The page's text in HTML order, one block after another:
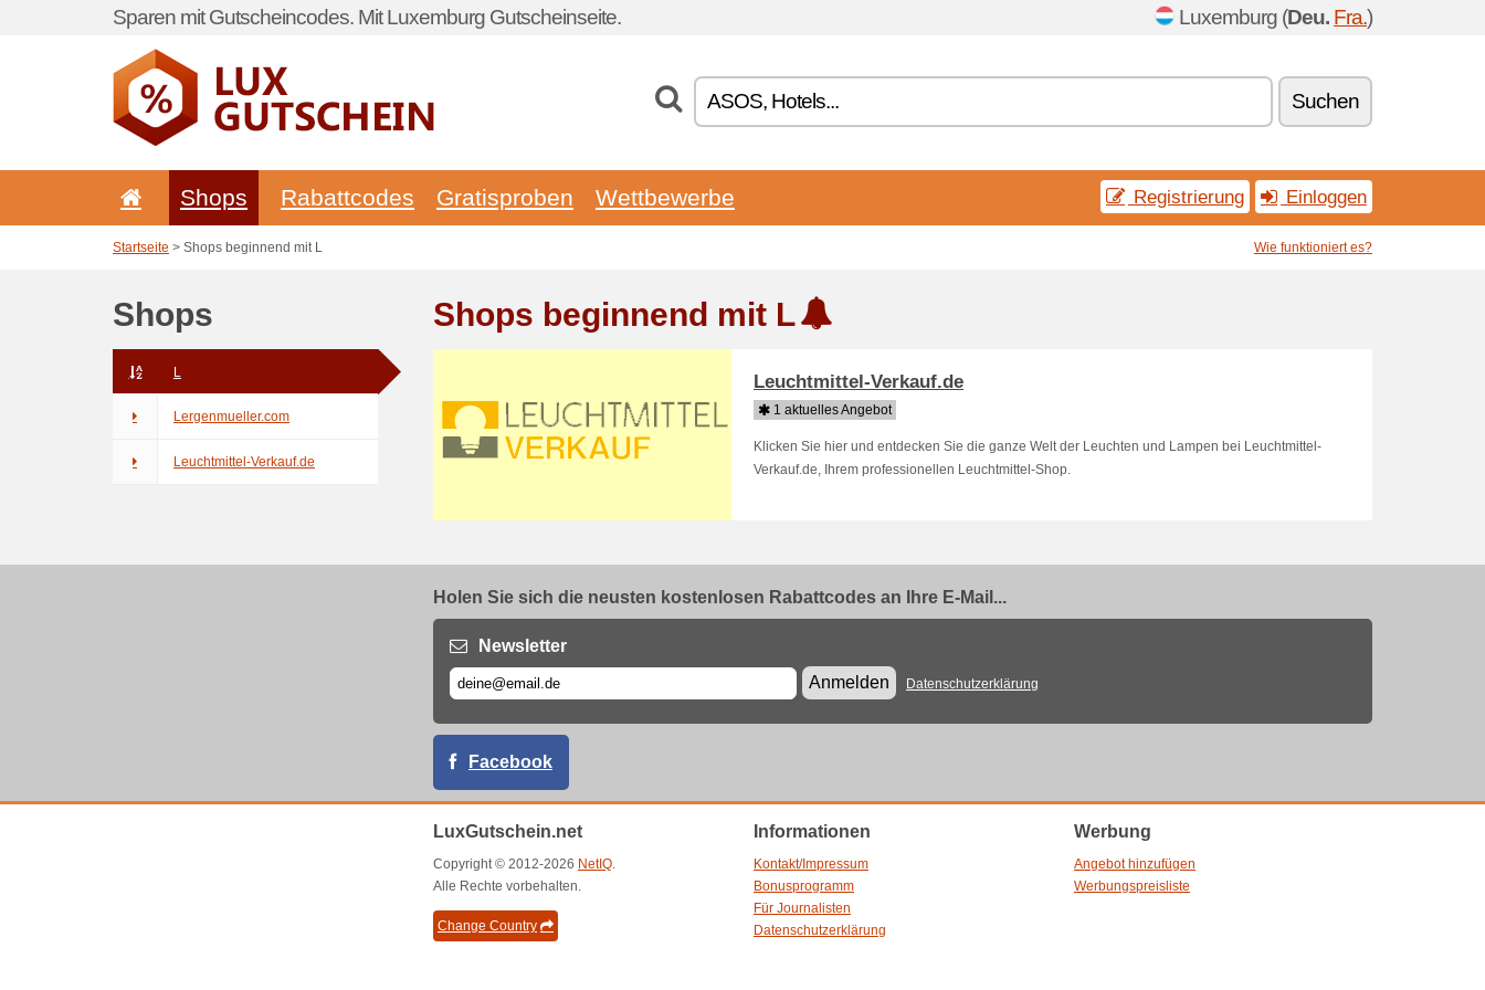
Sparen mit Gutscheincodes. Mit Luxemburg Gutscheinseite. Luxemburg (Deu. Fra.)
Suchen
Shops Rabattcodes Gratisproben Wettbewerbe Registrierung Einloggen
Startseite > Shops beginnend mit L Wie funktioniert es?
Shops
L
Lergenmueller.com
Leuchtmittel-Verkauf.de
Shops beginnend mit L
Leuchtmittel-Verkauf.de
1 aktuelles Angebot
Klicken Sie hier und entdecken Sie die ganze Welt der Leuchten und Lampen bei Leuchtmittel-
Verkauf.de, Ihrem professionellen Leuchtmittel-Shop.
Holen Sie sich die neusten kostenlosen Rabattcodes an Ihre E-Mail...
Newsletter
Anmelden
Datenschutzerklärung
Facebook
LuxGutschein.net
Copyright © 2012-2026 NetIQ.
Alle Rechte vorbehalten.
Change Country
Informationen
Kontakt/Impressum
Bonusprogramm
Für Journalisten
Datenschutzerklärung
Werbung
Angebot hinzufügen
Werbungspreisliste